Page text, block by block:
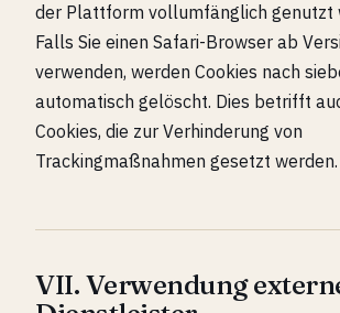
der Plattform vollumfänglich genutzt
Falls Sie einen Safari-Browser ab
verwenden, werden Cookies nach
automatisch gelöscht. Dies betrifft
Cookies, die zur Verhinderung von
Trackingmaßnahmen gesetzt werden.
VII. Verwendung